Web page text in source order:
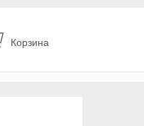
Корзина